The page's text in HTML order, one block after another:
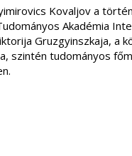
Kovaljov a
Akadémia
Gruzgyinszkaja, a
szintén tudományos